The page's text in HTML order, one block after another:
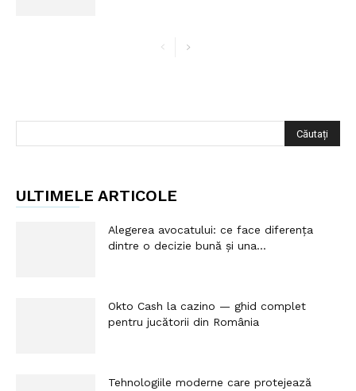
ULTIMELE ARTICOLE
Alegerea avocatului: ce face diferența
dintre o decizie bună și una...
Okto Cash la cazino — ghid complet
pentru jucătorii din România
Tehnologiile moderne care protejează